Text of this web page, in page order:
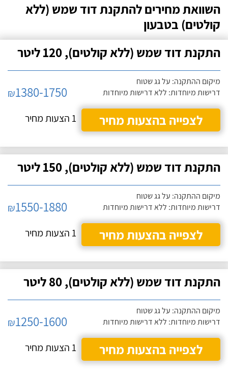
השוואת מחירים להתקנת דוד שמש (ללא
קולטים) בטבעון
התקנת דוד שמש (ללא קולטים), 120 ליטר
מיקום ההתקנה: על גג שטוח
דרישות מיוחדות: ללא דרישות מיוחדות
₪1380-1750
לצפייה בהצעות מחיר
1 הצעות מחיר
התקנת דוד שמש (ללא קולטים), 150 ליטר
מיקום ההתקנה: על גג שטוח
דרישות מיוחדות: ללא דרישות מיוחדות
₪1550-1880
לצפייה בהצעות מחיר
1 הצעות מחיר
התקנת דוד שמש (ללא קולטים), 80 ליטר
מיקום ההתקנה: על גג שטוח
דרישות מיוחדות: ללא דרישות מיוחדות
₪1250-1600
לצפייה בהצעות מחיר
1 הצעות מחיר